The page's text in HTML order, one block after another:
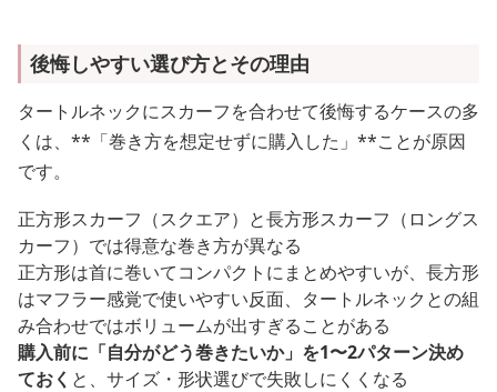
後悔しやすい選び方とその理由
タートルネックにスカーフを合わせて後悔するケースの多
くは、**「巻き方を想定せずに購入した」**ことが原因
です。
正方形スカーフ（スクエア）と長方形スカーフ（ロングス
カーフ）では得意な巻き方が異なる
正方形は首に巻いてコンパクトにまとめやすいが、長方形
はマフラー感覚で使いやすい反面、タートルネックとの組
み合わせではボリュームが出すぎることがある
購入前に「自分がどう巻きたいか」を1〜2パターン決め
ておく と、サイズ・形状選びで失敗しにくくなる